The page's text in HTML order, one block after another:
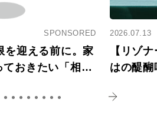
SPONSORED
を迎える前に。家
おきたい「相続
2026.07.13
【リゾ
はの醍